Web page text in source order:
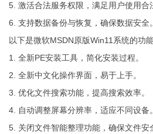
5. 激活合法服务权限，满足用户使用合
6. 支持数据备份与恢复，确保数据安全。
以下是微软MSDN原版Win11系统的功
1. 全新PE安装工具，简化安装过程。
2. 全新中文化操作界面，易于上手。
3. 优化文件搜索功能，提高搜索效率。
4. 自动调整屏幕分辨率，适应不同设备。
5. 关闭文件智能整理功能，确保文件安